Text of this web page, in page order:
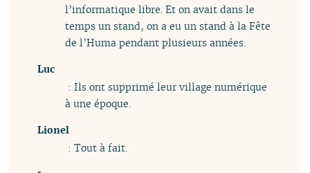
l’informatique libre. Et on avait dans le
temps un stand, on a eu un stand à la Fête
de l’Huma pendant plusieurs années.
Luc
: Ils ont supprimé leur village numérique
à une époque.
Lionel
: Tout à fait.